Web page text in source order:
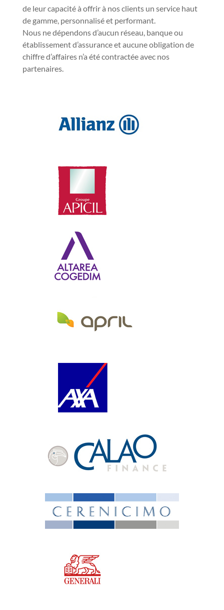
de leur capacité à offrir à nos clients un service haut
de gamme, personnalisé et performant.
Nous ne dépendons d’aucun réseau, banque ou
établissement d’assurance et aucune obligation de
chiffre d’affaires n’a été contractée avec nos
partenaires.